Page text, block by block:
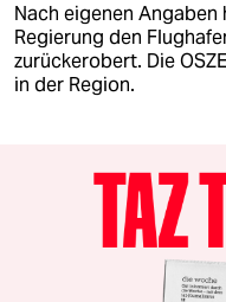
Nach eigenen
Regierung den
zurückerobert. Die
in der Region.